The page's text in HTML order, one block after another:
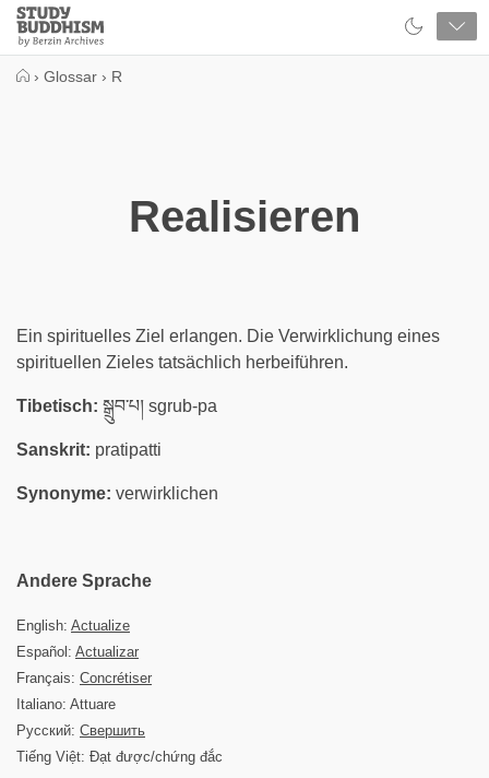
Close
Study
Buddhism
› Glossar › R
Realisieren
Ein spirituelles Ziel erlangen. Die Verwirklichung eines
spirituellen Zieles tatsächlich herbeiführen.
Tibetisch: སྒྲུབ་པ། sgrub-pa
Sanskrit: pratipatti
Synonyme: verwirklichen
Andere Sprache
English: Actualize
Español: Actualizar
Français: Concrétiser
Italiano: Attuare
Русский: Свершить
Tiếng Việt: Đạt được/chứng đắc